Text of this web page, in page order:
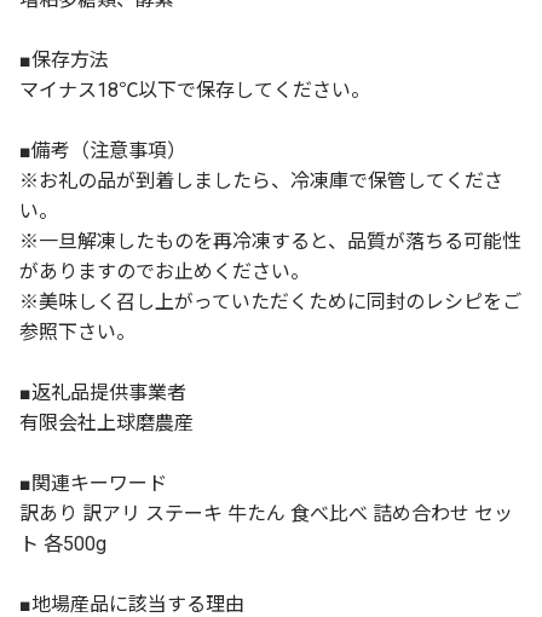
■保存方法
マイナス18℃以下で保存してください。
■備考（注意事項）
※お礼の品が到着しましたら、冷凍庫で保管してくださ
い。
※一旦解凍したものを再冷凍すると、品質が落ちる可能性
がありますのでお止めください。
※美味しく召し上がっていただくために同封のレシピをご
参照下さい。
■返礼品提供事業者
有限会社上球磨農産
■関連キーワード
訳あり 訳アリ ステーキ 牛たん 食べ比べ 詰め合わせ セッ
ト 各500g
■地場産品に該当する理由